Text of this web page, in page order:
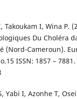
Takoukam I, Wina P.
Du Choléra
(Nord-Cameroun).
ISSN: 1857 –
Yabi I, Azonhe T,